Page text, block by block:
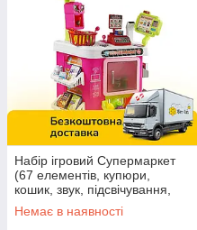
Набір ігровий Супермаркет
(67 елементів, купюри,
кошик, звук, підсвічування,
продукти, сканер, ваги) 922-
199
Немає в наявності